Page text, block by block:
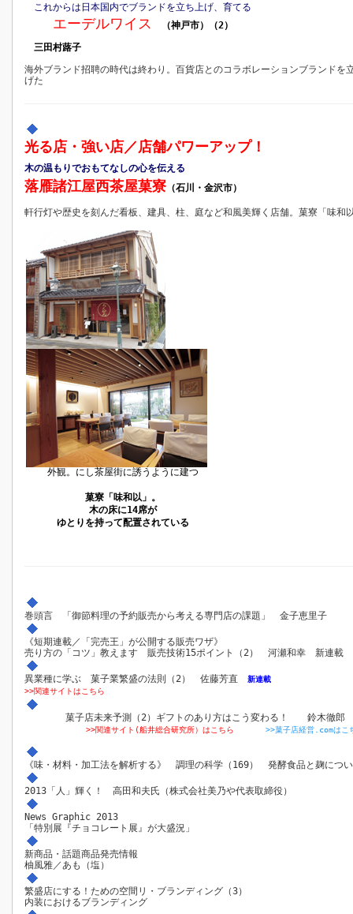
これからは日本国内でブランドを立ち上げ、育てる
エーデルワイス
（神戸市）（2）
三田村蕗子
海外ブランド招聘の時代は終わり。百貨店とのコラボレーションブランドを
げた
光る店・強い店／店舗パワーアップ！
木の温もりでおもてなしの心を伝える
落雁諸江屋西茶屋菓寮 （石川・金沢市）
軒行灯や歴史を刻んだ看板、建具、柱、庭など和風美輝く店舗。菓寮「味和
外観。にし茶屋街に誘うように建つ
菓寮「味和以」。
木の床に14席が
ゆとりを持って配置されている
巻頭言 「御節料理の予約販売から考える専門店の課題」 金子恵里子
《短期連載／「完売王」が公開する販売ワザ》
売り方の「コツ」教えます 販売技術15ポイント（2） 河瀬和幸 新連載
異業種に学ぶ 菓子業繁盛の法則（2） 佐藤芳直
新連載
>>関連サイトはこちら
菓子店未来予測（2）ギフトのあり方はこう変わる！ 鈴木徹
>>関連サイト(船井総合研究所）はこちら >>菓子店経営.comはこ
《味・材料・加工法を解析する》 調理の科学（169） 発酵食品と麹
2013「人」輝く！ 高田和夫氏（株式会社美乃や代表取締役）
News Graphic 2013
「特別展『チョコレート展』が大盛況」
新商品・話題商品発売情報
柚風雅／あも（塩）
繁盛店にする！ための空間リ・ブランディング（3）
内装におけるブランディング